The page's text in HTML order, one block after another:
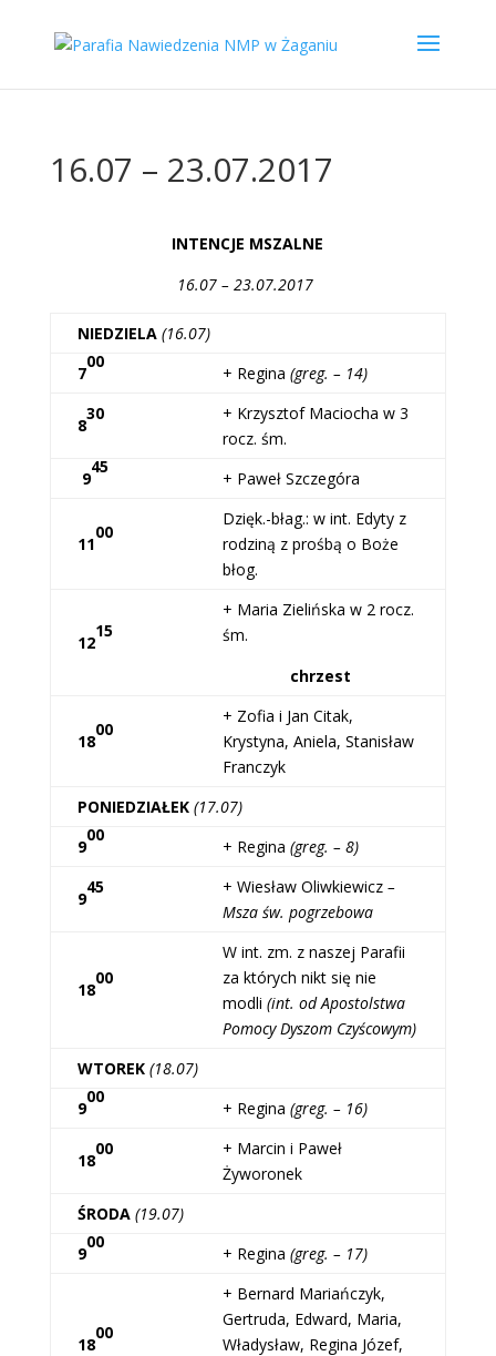
16.07 – 23.07.2017
INTENCJE MSZALNE
16.07 – 23.07.2017
NIEDZIELA (16.07)
7
00
+ Regina (greg. – 14)
8
30
+ Krzysztof Maciocha w 3
rocz. śm.
9
45
+ Paweł Szczegóra
11
00
Dzięk.-błag.: w int. Edyty z
rodziną z prośbą o Boże
błog.
12
15
+ Maria Zielińska w 2 rocz.
śm.
chrzest
18
00
+ Zofia i Jan Citak,
Krystyna, Aniela, Stanisław
Franczyk
PONIEDZIAŁEK (17.07)
9
00
+ Regina (greg. – 8)
9
45 + Wiesław Oliwkiewicz –
Msza św. pogrzebowa
18
00
W int. zm. z naszej Parafii
za których nikt się nie
modli (int. od Apostolstwa
Pomocy Dyszom Czyścowym)
WTOREK (18.07)
9
00
+ Regina (greg. – 16)
18
00
+ Marcin i Paweł
Żyworonek
ŚRODA (19.07)
9
00
+ Regina (greg. – 17)
18
00
+ Bernard Mariańczyk,
Gertruda, Edward, Maria,
Władysław, Regina Józef,